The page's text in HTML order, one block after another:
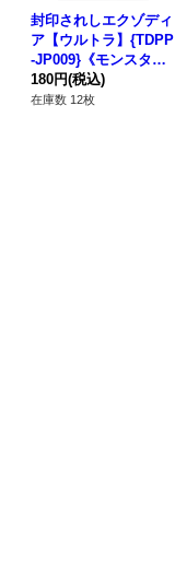
封印されしエクゾディ
ア【ウルトラ】{TDPP
-JP009}《モンスタ
ー》
180円(税込)
在庫数 12枚